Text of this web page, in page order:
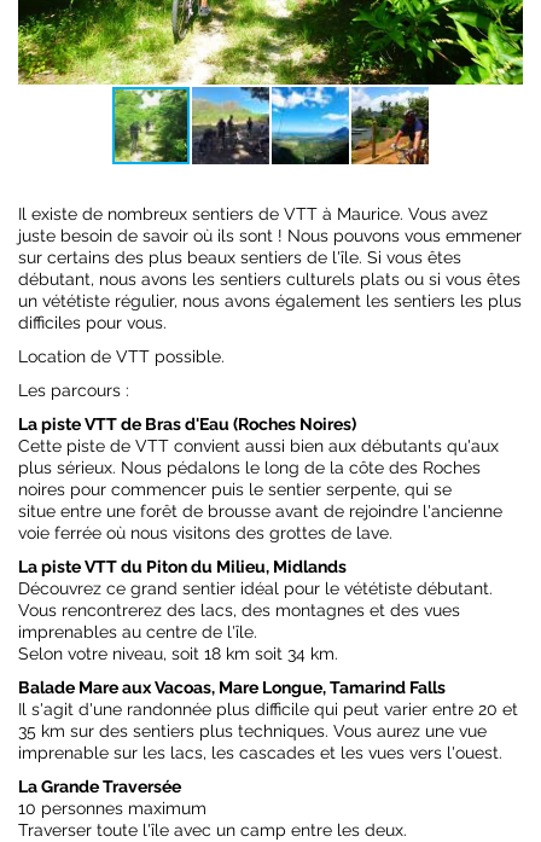
Il existe de nombreux sentiers de VTT à Maurice. Vous avez
juste besoin de savoir où ils sont ! Nous pouvons vous emmener
sur certains des plus beaux sentiers de l'île. Si vous êtes
débutant, nous avons les sentiers culturels plats ou si vous êtes
un vététiste régulier, nous avons également les sentiers les plus
difficiles pour vous.
Location de VTT possible.
Les parcours :
La piste VTT de Bras d'Eau (Roches Noires)
Cette piste de VTT convient aussi bien aux débutants qu'aux
plus sérieux. Nous pédalons le long de la côte des Roches
noires pour commencer puis le sentier serpente, qui se
situe entre une forêt de brousse avant de rejoindre l'ancienne
voie ferrée où nous visitons des grottes de lave.
La piste VTT du Piton du Milieu, Midlands
Découvrez ce grand sentier idéal pour le vététiste débutant.
Vous rencontrerez des lacs, des montagnes et des vues
imprenables au centre de l'île.
Selon votre niveau, soit 18 km soit 34 km.
Balade Mare aux Vacoas, Mare Longue, Tamarind Falls
Il s'agit d'une randonnée plus difficile qui peut varier entre 20 et
35 km sur des sentiers plus techniques. Vous aurez une vue
imprenable sur les lacs, les cascades et les vues vers l'ouest.
La Grande Traversée
10 personnes maximum
Traverser toute l'île avec un camp entre les deux.